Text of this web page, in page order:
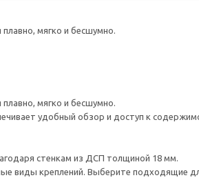
мягко и бесшумно.
мягко и бесшумно.
удобный обзор и доступ к
стенкам из ДСП толщиной 18 мм.
виды креплений. Выберите подходящие